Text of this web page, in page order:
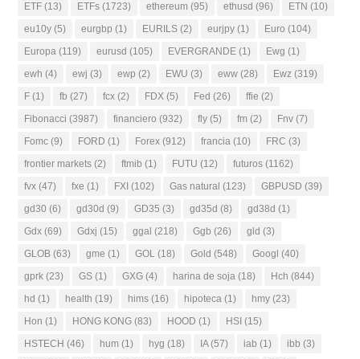
ETF (13) ETFs (1723) ethereum (95) ethusd (96) ETN (10)
eu10y (5) eurgbp (1) EURILS (2) eurjpy (1) Euro (104)
Europa (119) eurusd (105) EVERGRANDE (1) Ewg (1)
ewh (4) ewj (3) ewp (2) EWU (3) eww (28) Ewz (319)
F (1) fb (27) fcx (2) FDX (5) Fed (26) ffie (2)
Fibonacci (3987) financiero (932) fly (5) fm (2) Fnv (7)
Fomc (9) FORD (1) Forex (912) francia (10) FRC (3)
frontier markets (2) ftmib (1) FUTU (12) futuros (1162)
fvx (47) fxe (1) FXI (102) Gas natural (123) GBPUSD (39)
gd30 (6) gd30d (9) GD35 (3) gd35d (8) gd38d (1)
Gdx (69) Gdxj (15) ggal (218) Ggb (26) gld (3)
GLOB (63) gme (1) GOL (18) Gold (548) Googl (40)
gprk (23) GS (1) GXG (4) harina de soja (18) Hch (844)
hd (1) health (19) hims (16) hipoteca (1) hmy (23)
Hon (1) HONG KONG (83) HOOD (1) HSI (15)
HSTECH (46) hum (1) hyg (18) IA(57) iab (1) ibb (3)